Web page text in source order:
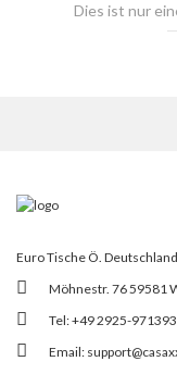
Dies ist nur
Euro Tische Ö.
Möhnestr. 76 59581
Tel: +49 2925-
Email: